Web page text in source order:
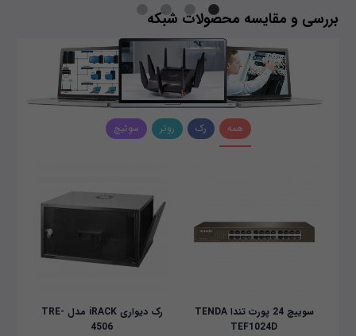
بررسی و مقایسه محصولات شبکه
همه رک روتر سوئیچ
سوییچ 24 پورت تندا TENDA
TEF1024D
رک دیواری iRACK مدل TRE-
4506